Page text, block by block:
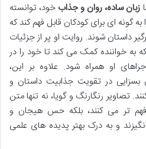
زبان ساده، روان و جذاب خود، توانسته
گونه ای برای کودکان قابل فهم کند که
داستان شوند. روایت او پر از جزئیات
خواننده کمک می کند تا خود را در
او همراه شود. علاوه بر این،
بسزایی در تقویت جذابیت داستان و
تصاویر رنگارنگ و گویا، نه تنها متن
فهم تر می کنند، بلکه حس هیجان و
و به درک بهتر پدیده های علمی